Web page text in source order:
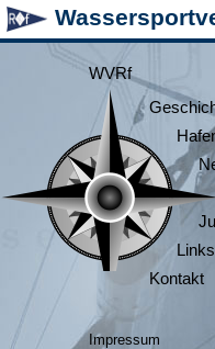
WVRf
Links
Kontakt
Impressum